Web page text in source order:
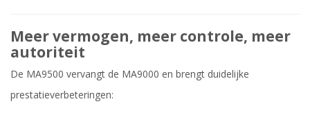
Meer vermogen, meer controle, meer
autoriteit
De MA9500 vervangt de MA9000 en brengt duidelijke
prestatieverbeteringen: